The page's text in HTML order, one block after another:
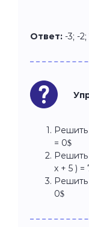
Ответ: -3; -2;
Решить
= 0$
Решить
x + 5 ) =
Решить
0$